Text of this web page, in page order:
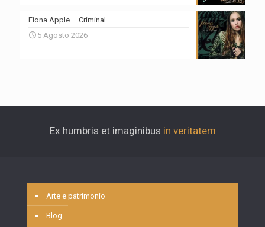
Fiona Apple – Criminal
5 Agosto 2026
Ex humbris et imaginibus in veritatem
Arte e patrimonio
Blog